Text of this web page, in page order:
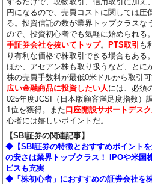
円になるので、売買コストに関しては圧
る。投資信託の数が業界トップクラスな
ので、投資初心者でも気軽に始められる
手証券会社を抜いてトップ。PTS取引 も
り有利な価格で株取引できる場合もある
ほか、アセアン株も取り扱うなど、とに
株の売買手数料が最低0米ドルから取引
広い金融商品に投資したい人 には、必須
025年度JCSI（日本版顧客満足度指数）
1位を獲得。また口座開設サポートデス
心者には嬉しいポイントだ。
【SBI証券の関連記事】
◆【SBI証券の特徴とおすすめポイント
の安さは業界トップクラス！ IPOや米国
ビスも充実
◆「株初心者」におすすめの証券会社を